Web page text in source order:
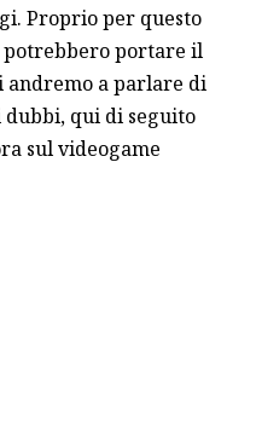
Proprio per questo
potrebbero portare il
andremo a parlare di
qui di seguito
sul videogame